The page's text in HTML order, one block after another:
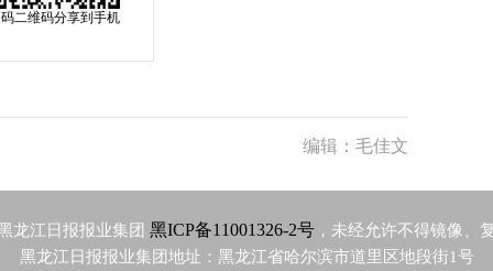
二维码分享到手机
编辑：毛佳文
龙江日报报业集团 黑ICP备11001326-2号 ，未经允许不得镜像、
黑龙江日报报业集团地址：黑龙江省哈尔滨市道里区地段街1号